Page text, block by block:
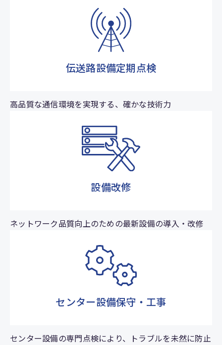
伝送路設備定期点検
高品質な通信環境を実現する、確かな技術力
設備改修
ネットワーク品質向上のための最新設備の導入・改修
センター設備保守・工事
センター設備の専門点検により、トラブルを未然に防止